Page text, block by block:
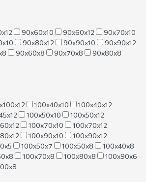
90х60х10 90х60х12
90х70х10
90х80х12 90х90х10
90х90х12
90х60х8 90х70х8
90х80х8
100х40х10
100х40х12
100х50х10
100х50х12
100х70х10
100х70х12
100х90х10
100х90х12
100х50х7 100х50х8
100х40х8
100х70х8 100х80х8
100х90х6